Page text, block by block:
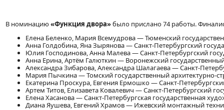
В номинацию«Функция двора»было прислано 74 работы.
Елена Беленко, Мария Всемудрова — Тюменский
Анна Голдобина, Яна Зырянова — Санкт-Петербургский
Юлия Господинова, Анна Малева — Санкт-Петербургский
Анна Ерина, Артём Галюткин — Воронежский
Александра Зибарова, Александра Шалагаева — Санкт-
Мария Пычкина — Томский государственный архитектурно-
Екатерина Проскура, Евгения Ермошко — Санкт-
Артем Титов, Елизавета Ковалевич — Санкт-Петербургский
Елена Хасанова — Санкт-Петербургская государственная
Диана Яушева, Евгений Храмов — Ижевский монтажный